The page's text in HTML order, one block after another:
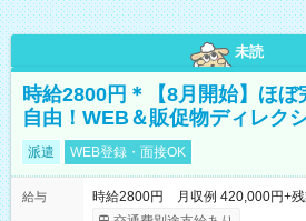
未読
時給2800円＊【8月開始】ほぼ
自由！WEB＆販促物ディレク
派遣 WEB登録・面接OK
給与
時給2800円 月収例 420,000円+